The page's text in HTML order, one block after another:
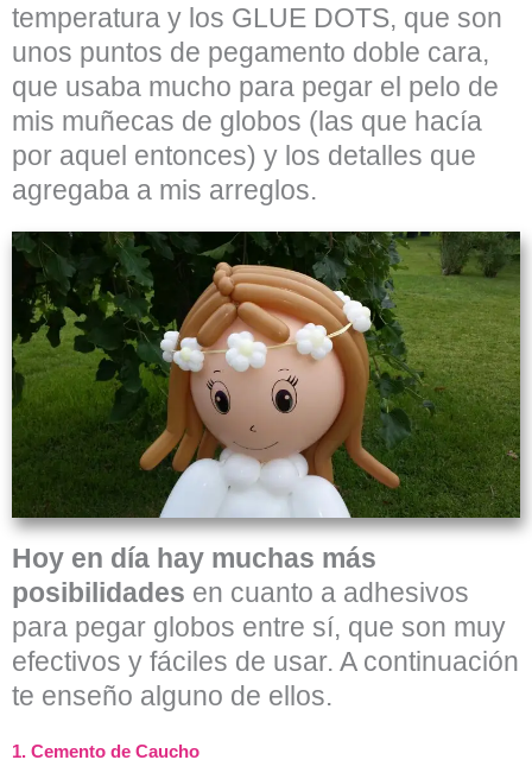
temperatura y los GLUE DOTS, que son
unos puntos de pegamento doble cara,
que usaba mucho para pegar el pelo de
mis muñecas de globos (las que hacía
por aquel entonces) y los detalles que
agregaba a mis arreglos.
Hoy en día hay muchas más
posibilidades en cuanto a adhesivos
para pegar globos entre sí, que son muy
efectivos y fáciles de usar. A continuación
te enseño alguno de ellos.
1. Cemento de Caucho